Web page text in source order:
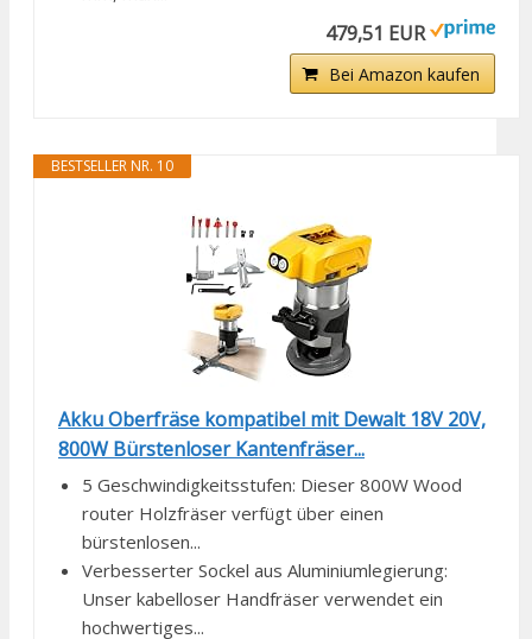
479,51 EUR
Bei Amazon kaufen
BESTSELLER NR. 10
Akku Oberfräse kompatibel mit Dewalt 18V 20V,
800W Bürstenloser Kantenfräser...
5 Geschwindigkeitsstufen: Dieser 800W Wood
router Holzfräser verfügt über einen
bürstenlosen...
Verbesserter Sockel aus Aluminiumlegierung:
Unser kabelloser Handfräser verwendet ein
hochwertiges...